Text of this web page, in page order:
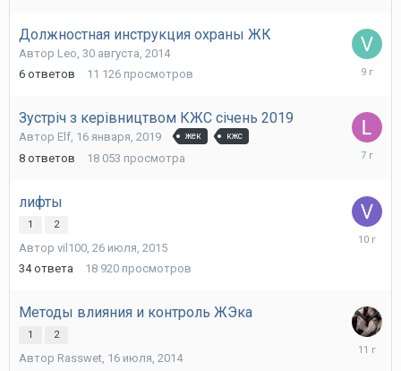
Должностная инструкция охраны ЖК
Автор Leo, 30 августа, 2014
6 ответов 11 126 просмотров
21
Зустріч з керівництвом КЖС січень 2019
Автор Elf, 16 января, 2019 жек кжс
8 ответов 18 053 просмотра
лифты
1 2
Автор vil100 26 июля, 2015
34 ответа 18 920 просмотров
18
Методы влияния и контроль ЖЭка
1 2
Автор Rasswet 16 июля, 2014
14